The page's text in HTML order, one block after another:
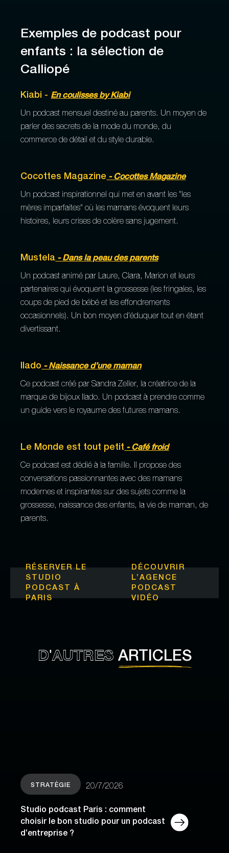
Exemples de podcast pour
enfants : la sélection de
Calliopé
Kiabi - En coulisses by Kiabi
Un podcast mensuel destiné au parents. Un moyen de
parler des secrets de la mode du monde, du
commerce de détail et du style durable.
Cocottes Magazine - Cocottes Magazine
Un podcast inspirationnel qui met en avant les "les
mères imparfaites" où les mamans évoquent leurs
histoires, leurs crises de colère sans jugement.
Mustela - Dans la peau des parents
Un podcast animé par Laure, Clara, Marion et leurs
partenaires qui évoquent la grossesse (les fringales, les
coups de pied de bébé et les effondrements
occasionnels). Un bon moyen d'éduquer tout en étant
divertissant.
Ilado - Naissance d’une maman
Ce podcast créé par Sandra Zeller, la créatrice de la
marque de bijoux Ilado. Un podcast à prendre comme
un guide vers le royaume des futures mamans.
Le Monde est tout petit - Café froid
Ce podcast est dédié à la famille. Il propose des
conversations passionnantes avec des mamans
modernes et inspirantes sur des sujets comme la
grossesse, naissance des enfants, la vie de maman, de
parents.
RÉSERVER LE
STUDIO
PODCAST À
PARIS
DÉCOUVRIR
L’ AGENCE
PODCAST
VIDÉO
D'AUTRES ARTICLES
STRATÉGIE 20/7/2026
Studio podcast Paris : comment
choisir le bon studio pour un podcast
d’entreprise ?